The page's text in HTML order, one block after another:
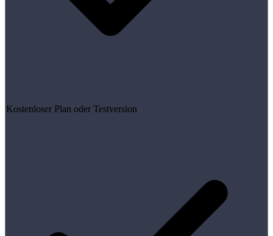
Kostenloser Plan oder Testversion